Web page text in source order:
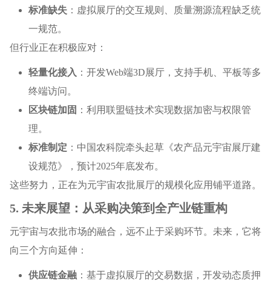
标准缺失 ：虚拟展厅的交互规则、质量溯源流程缺乏统
一规范。
但行业正在积极应对：
轻量化接入 ：开发Web端3D展厅，支持手机、平板等多
终端访问。
区块链加固 ：利用联盟链技术实现数据加密与权限管
理。
标准制定 ：中国农科院牵头起草《农产品元宇宙展厅建
设规范》，预计2025年底发布。
这些努力，正在为元宇宙农批展厅的规模化应用铺平道路。
5. 未来展望：从采购决策到全产业链重构
元宇宙与农批市场的融合，远不止于采购环节。未来，它将
向三个方向延伸：
供应链金融 ：基于虚拟展厅的交易数据，开发动态质押